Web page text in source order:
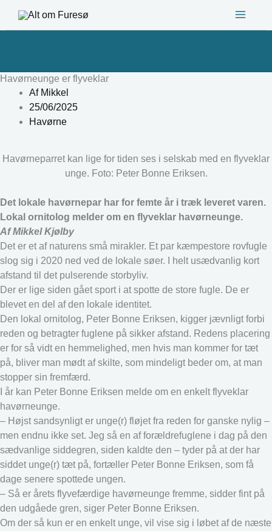
Havørneunge er flyveklar
AfMikkel
25/06/2025
Havørne
Havørneparret kan lige for tiden ses i selskab med en flyveklar
unge. Foto: Peter Bonne Eriksen.
Det lokale havørnepar har for femte år i træk leveret varen.
Lokal ornitolog melder om en flyveklar havørneunge.
Af Mikkel Kjølby
Det er et af naturens små mirakler. Et par kæmpestore rovfugle
slog sig i 2020 ned ved de lokale søer. I helt usædvanlig kort
afstand til det pulserende storbyliv.
Der er lige siden gået sport i at spotte de store fugle. De er
blevet en del af den lokale identitet.
Den lokal ornitolog, Peter Bonne Eriksen, kigger jævnligt forbi
reden og betragter fuglene på sikker afstand. Redens placering
er for så vidt en hemmelighed, men hvis man kommer for tæt
på, bliver man mødt af skilte, som mindeligt beder om, at man
stopper sin fremfærd.
I år kan Peter Bonne Eriksen melde om en enkelt flyveklar
havørneunge.
– Højst sandsynligt er unge(r) fløjet fra reden for ganske nylig –
men endnu ikke set. Jeg så en af forældrefuglene i dag på den
sædvanlige siddegren, siden kaldte den – tyder på at der har
siddet unge(r) tæt på, fortæller Peter Bonne Eriksen, som få
dage senere spottede ungen.
– Så er årets flyvefærdige havørneunge fremme, sidder fint på
den udgåede gren, siger Peter Bonne Eriksen.
Om der så kun er en enkelt unge, vil vise sig i løbet af de næste